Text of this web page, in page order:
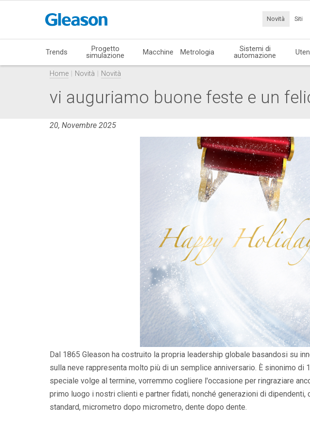
Novità Siti
Trends Progetto
simulazione Macchine Metrologia Sistemi di
automazione
Home Novità Novità
vi auguriamo buone feste e un
20, Novembre 2025
Dal 1865 Gleason ha costruito la propria leadership globale basandosi su
sulla neve rappresenta molto più di un semplice anniversario. È sinonimo
speciale volge al termine, vorremmo cogliere l'occasione per ringraziare
primo luogo i nostri clienti e partner fidati, nonché generazioni di
standard, micrometro dopo micrometro, dente dopo dente.